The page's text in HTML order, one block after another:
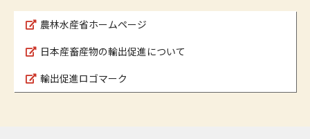
農林水産省ホームページ
日本産畜産物の輸出促進について
輸出促進ロゴマーク